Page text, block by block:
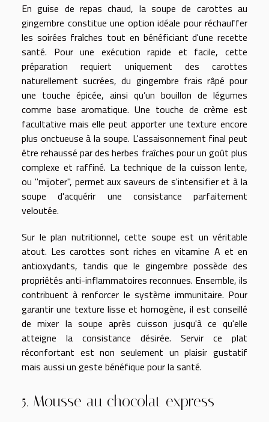
En guise de repas chaud, la soupe de carottes au
gingembre constitue une option idéale pour réchauffer
les soirées fraîches tout en bénéficiant d'une recette
santé. Pour une exécution rapide et facile, cette
préparation requiert uniquement des carottes
naturellement sucrées, du gingembre frais râpé pour
une touche épicée, ainsi qu’un bouillon de légumes
comme base aromatique. Une touche de crème est
facultative mais elle peut apporter une texture encore
plus onctueuse à la soupe. L'assaisonnement final peut
être rehaussé par des herbes fraîches pour un goût plus
complexe et raffiné. La technique de la cuisson lente,
ou "mijoter", permet aux saveurs de s'intensifier et à la
soupe d'acquérir une consistance parfaitement
veloutée.
Sur le plan nutritionnel, cette soupe est un véritable
atout. Les carottes sont riches en vitamine A et en
antioxydants, tandis que le gingembre possède des
propriétés anti-inflammatoires reconnues. Ensemble, ils
contribuent à renforcer le système immunitaire. Pour
garantir une texture lisse et homogène, il est conseillé
de mixer la soupe après cuisson jusqu'à ce qu'elle
atteigne la consistance désirée. Servir ce plat
réconfortant est non seulement un plaisir gustatif
mais aussi un geste bénéfique pour la santé.
5. Mousse au chocolat express